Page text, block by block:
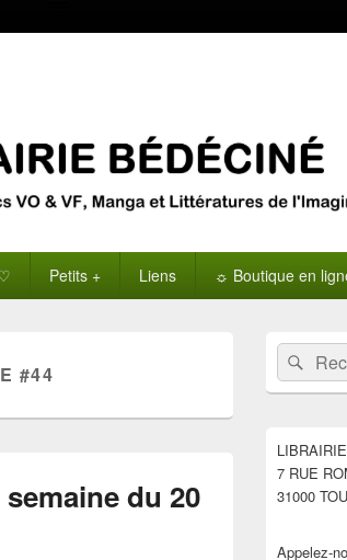
Petits + Liens ☼ Boutique en
#44
du 20
Zone
principale
de
widget
barre
latérale
Recherche
7 RUE
31000
Appelez-